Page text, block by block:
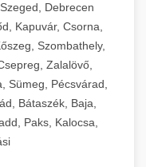
Debrecen
Kapuvár, Csorna,
Szombathely,
Zalalövő,
Sümeg, Pécsvárad,
Bátaszék, Baja,
Paks, Kalocsa,